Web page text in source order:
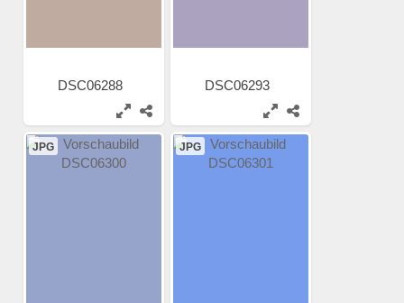
DSC06288 DSC06293
JPG JPG